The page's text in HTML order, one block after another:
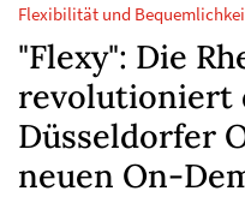
Flexibilität und
"Flexy": Die
revolutioniert
Düsseldorfer
neuen On-